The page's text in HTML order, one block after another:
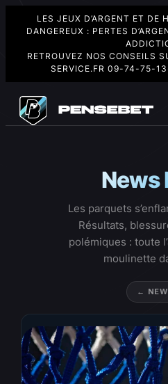
LES JEUX D’ARGENT ET DE
DANGEREUX : PERTES
RETROUVEZ NOS CONSEILS
SERVICE.FR 09-74-75-
contenu
News
Les parquets
Résultats,
polémiques : toute
moulinette
←